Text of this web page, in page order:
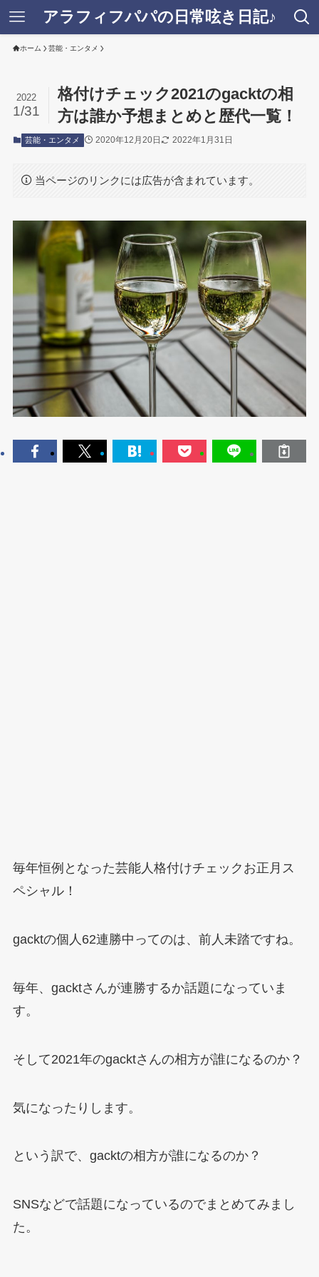
アラフィフパパの日常呟き日記♪
ホーム 芸能・エンタメ
格付けチェック2021のgacktの相
方は誰か予想まとめと歴代一覧！
2022
1/31
芸能・エンタメ 2020年12月20日 2022年1月31日
当ページのリンクには広告が含まれています。
毎年恒例となった芸能人格付けチェックお正月ス
ペシャル！
gacktの個人62連勝中ってのは、前人未踏ですね。
毎年、gacktさんが連勝するか話題になっていま
す。
そして2021年のgacktさんの相方が誰になるのか？
気になったりします。
という訳で、gacktの相方が誰になるのか？
SNSなどで話題になっているのでまとめてみまし
た。